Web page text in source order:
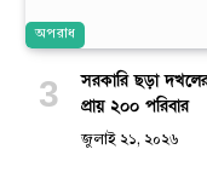
অপরাধ
সরকারি ছড়া
প্রায় ২০০ পরিবার
জুলাই ২১, ২০২৬